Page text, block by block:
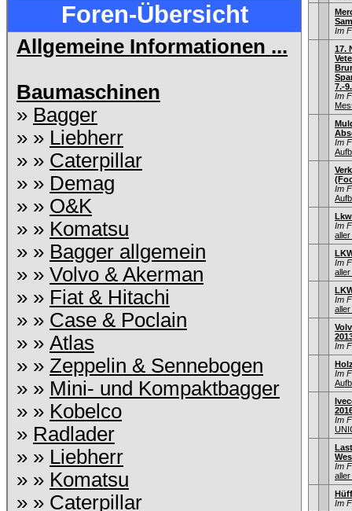
Foren-Übersicht
Allgemeine Informationen ...
Baumaschinen
» Bagger
» » Liebherr
» » Caterpillar
» » Demag
» » O&K
» » Komatsu
» » Bagger allgemein
» » Volvo & Akerman
» » Fiat & Hitachi
» » Case & Poclain
» » Atlas
» » Zeppelin & Sennebogen
» » Mini- und Kompaktbagger
» » Kobelco
» Radlader
» » Liebherr
» » Komatsu
» » Caterpillar
Im
17.
7.-
Im
Im
Im
Im
aller
Im
aller
Im
aller
Im
Im
Im
Im
aller
Im